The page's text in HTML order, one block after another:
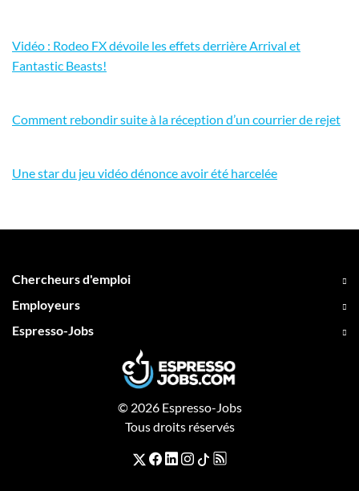
Vidéo : Rodeo FX dévoile les effets derrière Arrival et
Fantastic Beasts!
Comment rebondir suite à la réception d’un courrier de rejet
Une star du jeu vidéo dénonce avoir été harcelée
Chercheurs d'emploi
Employeurs
Espresso-Jobs
© 2026 Espresso-Jobs
Tous droits réservés